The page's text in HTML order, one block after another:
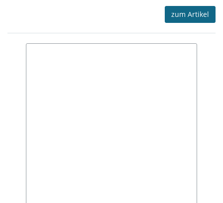
zum Artikel